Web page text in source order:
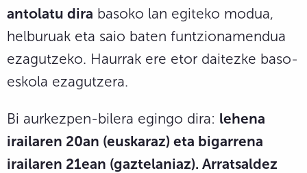
antolatu dira basoko lan egiteko modua,
helburuak eta saio baten funtzionamendua
ezagutzeko. Haurrak ere etor daitezke baso-
eskola ezagutzera.
Bi aurkezpen-bilera egingo dira: lehena
irailaren 20an (euskaraz) eta bigarrena
irailaren 21ean (gaztelaniaz). Arratsaldez